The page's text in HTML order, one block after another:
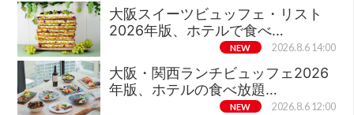
大阪スイーツビュッフェ・リスト
2026年版、ホテルで食べ…
NEW 2026.8.6 14:00
大阪・関西ランチビュッフェ2026
年版、ホテルの食べ放題…
NEW 2026.8.6 12:00